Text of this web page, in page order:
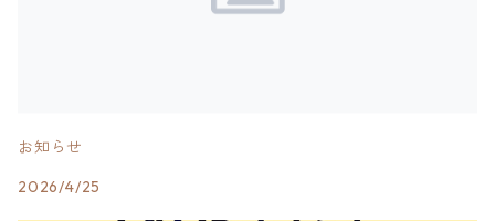
お知らせ
2026/4/25